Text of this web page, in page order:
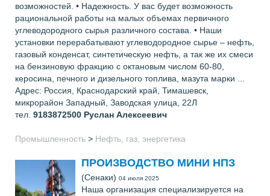
возможностей. • Надежность. У вас будет возможность
рациональной работы на малых объемах первичного
углеводородного сырья различного состава. • Наши
установки перерабатывают углеводородное сырье – нефть,
газовый конденсат, синтетическую нефть, а так же их смеси
на бензиновую фракцию с октановым числом 60-80,
керосина, печного и дизельного топлива, мазута марки ...
Адрес: Россия, Краснодарский край, Тимашевск,
микрорайон Западный, Заводская улица, 22Л
тел. 9183872500 Руслан Алексеевич
Промышленность > Нефть, газ, энергетика
ПРОИЗВОДСТВО МИНИ НПЗ
(Сенаки) 04 июля 2025
Наша организация специализируется на